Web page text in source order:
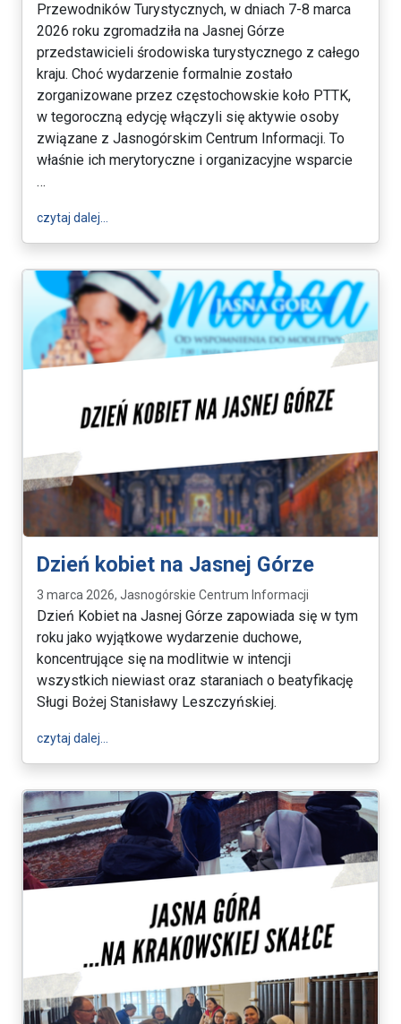
Przewodników Turystycznych, w dniach 7-8 marca
2026 roku zgromadziła na Jasnej Górze
przedstawicieli środowiska turystycznego z całego
kraju. Choć wydarzenie formalnie zostało
zorganizowane przez częstochowskie koło PTTK,
w tegoroczną edycję włączyli się aktywie osoby
związane z Jasnogórskim Centrum Informacji. To
właśnie ich merytoryczne i organizacyjne wsparcie
…
czytaj dalej…
Dzień kobiet na Jasnej Górze
3 marca 2026, Jasnogórskie Centrum Informacji
Dzień Kobiet na Jasnej Górze zapowiada się w tym
roku jako wyjątkowe wydarzenie duchowe,
koncentrujące się na modlitwie w intencji
wszystkich niewiast oraz staraniach o beatyfikację
Sługi Bożej Stanisławy Leszczyńskiej.
czytaj dalej…